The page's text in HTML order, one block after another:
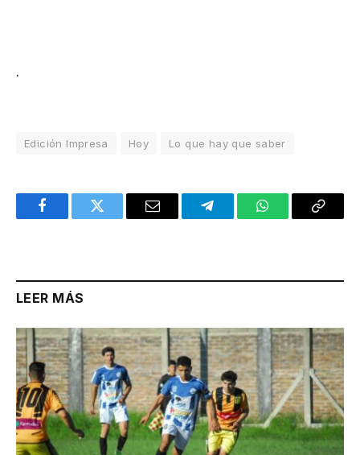
.
Edición Impresa Hoy Lo que hay que saber
FacebookTwitter Email TelegramWhatsAppCopy
LEER MÁS